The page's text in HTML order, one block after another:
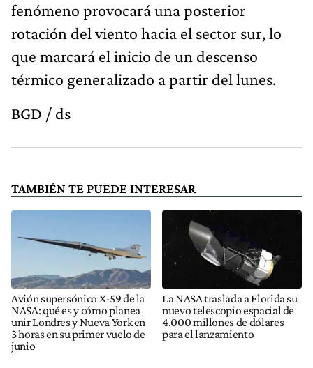
fenómeno provocará una posterior
rotación del viento hacia el sector sur, lo
que marcará el inicio de un descenso
térmico generalizado a partir del lunes.
BGD / ds
TAMBIÉN TE PUEDE INTERESAR
Avión supersónico X-59 de la
NASA: qué es y cómo planea
unir Londres y Nueva York en
3 horas en su primer vuelo de
junio
La NASA traslada a Florida su
nuevo telescopio espacial de
4.000 millones de dólares
para el lanzamiento